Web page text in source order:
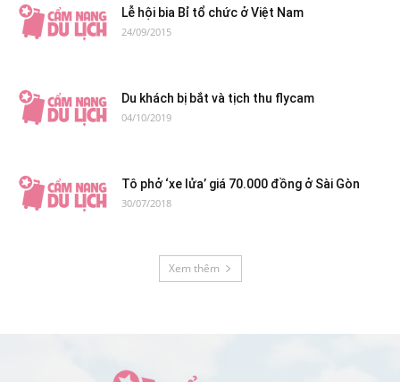
Lễ hội bia Bỉ tổ chức ở Việt Nam
24/09/2015
Du khách bị bắt và tịch thu flycam
04/10/2019
Tô phở ‘xe lửa’ giá 70.000 đồng ở Sài Gòn
30/07/2018
Xem thêm